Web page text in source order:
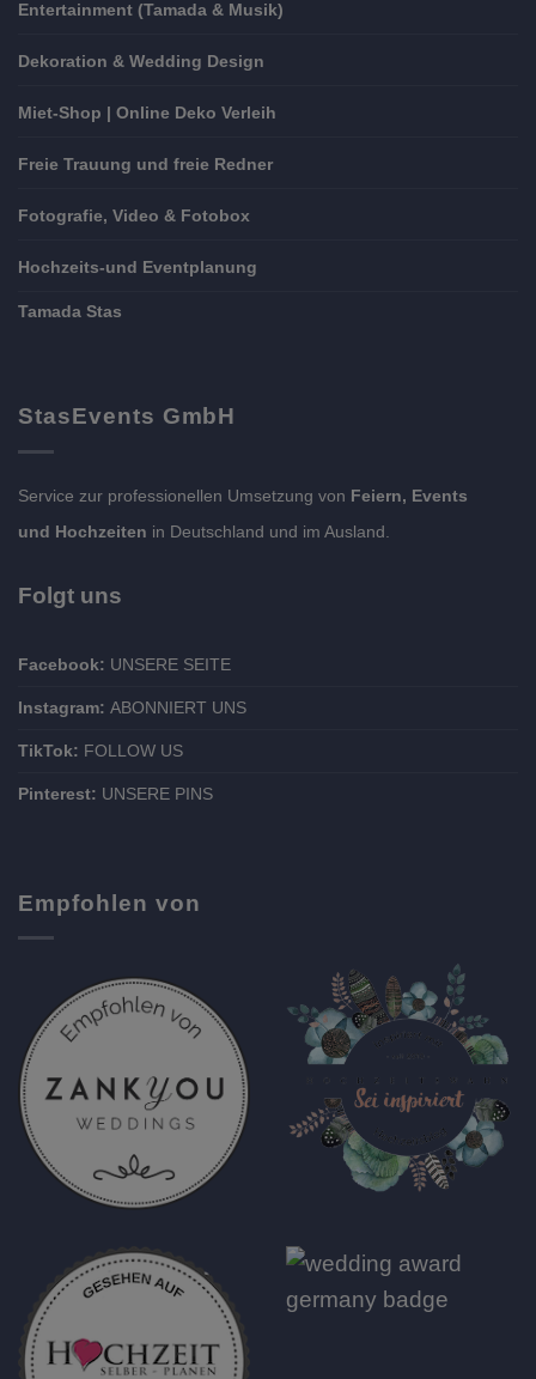
Entertainment (Tamada & Musik)
Dekoration & Wedding Design
Miet-Shop | Online Deko Verleih
Freie Trauung und freie Redner
Fotografie, Video & Fotobox
Hochzeits-und Eventplanung
Tamada Stas
StasEvents GmbH
Service zur professionellen Umsetzung von Feiern, Events
und Hochzeiten in Deutschland und im Ausland.
Folgt uns
Facebook: UNSERE SEITE
Instagram: ABONNIERT UNS
TikTok: FOLLOW US
Pinterest: UNSERE PINS
Empfohlen von